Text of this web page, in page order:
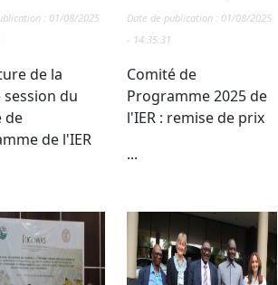
: 01/08/2025
de la
session du
de
de l'IER
Date de publication : 01/08/2025
- 14:35:31
Comité de
Programme 2025 de
l'IER : remise de prix
...